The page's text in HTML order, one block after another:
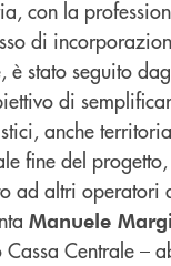
con la
di
è stato seguito
di
anche
fine del
ad altri
Manuele
Centrale –